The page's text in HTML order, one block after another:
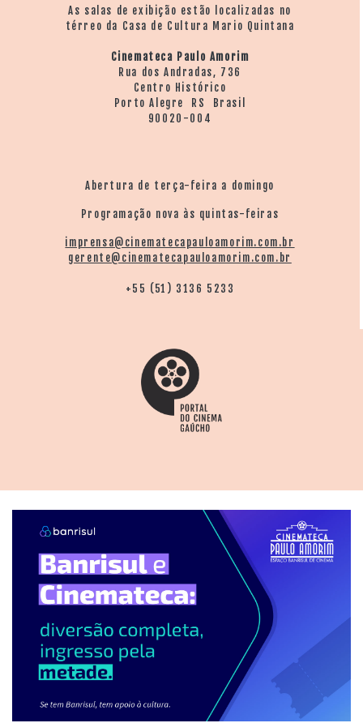
As salas de exibição estão localizadas no
térreo da Casa de Cultura Mario Quintana
Cinemateca Paulo Amorim
Rua dos Andradas, 736
Centro Histórico
Porto Alegre RS Brasil
90020-004
Abertura de terça-feira a domingo
Programação nova às quintas-feiras
imprensa@cinematecapauloamorim.com.br
gerente@cinematecapauloamorim.com.br
+55 (51) 3136 5233